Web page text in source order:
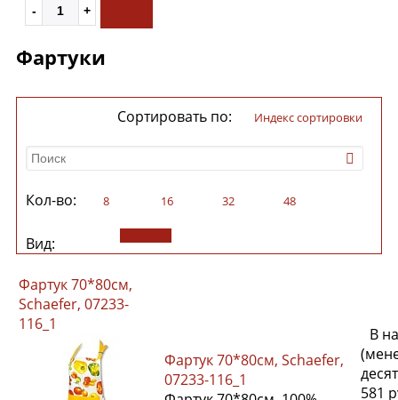
Фартуки
Сортировать по: индекс сортировки
Кол-во: 8 16 32 48
Вид:
Фартук 70*80см,
Schaefer, 07233-
116_1
Фартук 70*80см, Schaefer,
07233-116_1
В
581